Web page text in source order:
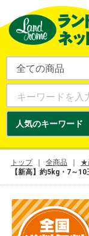
人気のキーワード
トップ 全商品 ★
【新高】約5kg・7～10